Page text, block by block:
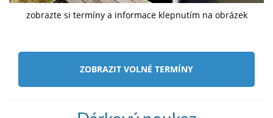
zobrazte si termíny a informace klepnutím na obrázek
ZOBRAZIT VOLNÉ TERMÍNY